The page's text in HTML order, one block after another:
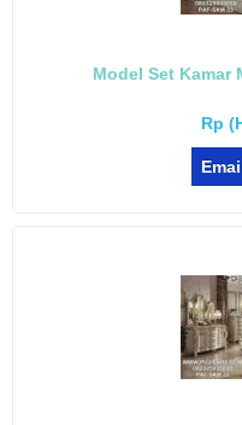
Model Set Kamar
Rp